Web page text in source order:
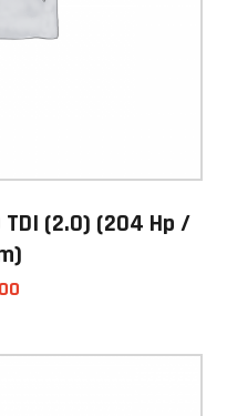
TDI (2.0) (204 Hp /